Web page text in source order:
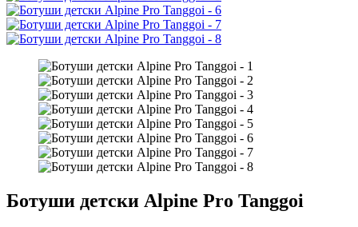
Ботуши детски Alpine Pro Tanggoi